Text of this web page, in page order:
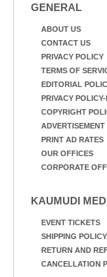
GENERAL
ABOUT US
CONTACT US
PRIVACY POLICY
TERMS OF
EDITORIAL
PRIVACY
COPYRIGHT
PRINT AD RATES
OUR OFFICES
CORPORATE
KAUMUDI
EVENT TICKETS
SHIPPING POLICY
RETURN AND
CANCELLATION